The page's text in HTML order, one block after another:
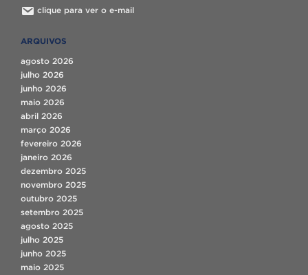
clique para ver o e-mail
ARQUIVOS
agosto 2026
julho 2026
junho 2026
maio 2026
abril 2026
março 2026
fevereiro 2026
janeiro 2026
dezembro 2025
novembro 2025
outubro 2025
setembro 2025
agosto 2025
julho 2025
junho 2025
maio 2025